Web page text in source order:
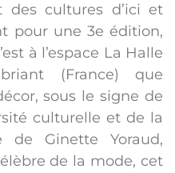
des cultures d’ici et
pour une 3e édition,
à l’espace La Halle
(France) que
sous le signe de
culturelle et de la
de Ginette Yoraud,
de la mode, cet